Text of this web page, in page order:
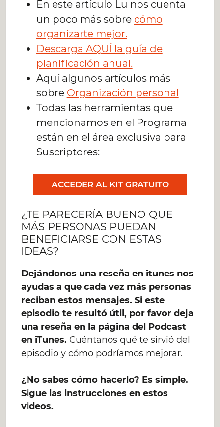
En este artículo Lu nos cuenta
un poco más sobre cómo
organizarte mejor.
Descarga AQUÍ la guía de
planificación anual.
Aquí algunos artículos más
sobre Organización personal
Todas las herramientas que
mencionamos en el Programa
están en el área exclusiva para
Suscriptores:
ACCEDER AL KIT GRATUITO
¿TE PARECERÍA BUENO QUE
MÁS PERSONAS PUEDAN
BENEFICIARSE CON ESTAS
IDEAS?
Dejándonos una reseña en itunes nos
ayudas a que cada vez más personas
reciban estos mensajes. Si este
episodio te resultó útil, por favor deja
una reseña en la página del Podcast
en iTunes. Cuéntanos qué te sirvió del
episodio y cómo podríamos mejorar.
¿No sabes cómo hacerlo? Es simple.
Sigue las instrucciones en estos
videos.